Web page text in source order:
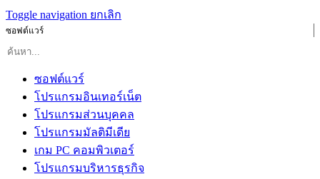
Toggle navigation ยกเลิก
ซอฟต์แวร์
ซอฟต์แวร์
โปรแกรมอินเทอร์เน็ต
โปรแกรมส่วนบุคคล
โปรแกรมมัลติมีเดีย
เกม PC คอมพิวเตอร์
โปรแกรมบริหารธุรกิจ